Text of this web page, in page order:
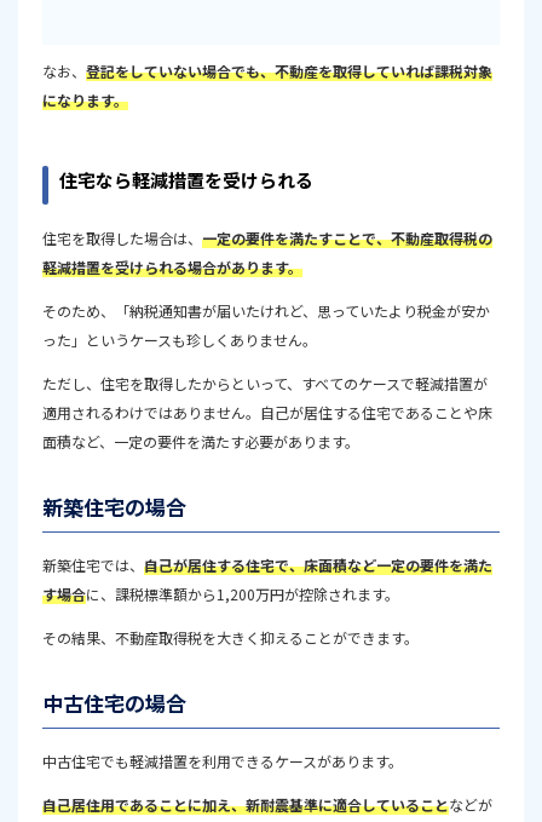
なお、 登記をしていない場合でも、不動産を取得していれば課税対象
になります。
住宅なら軽減措置を受けられる
住宅を取得した場合は、 一定の要件を満たすことで、不動産取得税の
軽減措置を受けられる場合があります。
そのため、「納税通知書が届いたけれど、思っていたより税金が安か
った」というケースも珍しくありません。
ただし、住宅を取得したからといって、すべてのケースで軽減措置が
適用されるわけではありません。自己が居住する住宅であることや床
面積など、一定の要件を満たす必要があります。
新築住宅の場合
新築住宅では、 自己が居住する住宅で、床面積など一定の要件を満た
す場合に、課税標準額から1,200万円が控除されます。
その結果、不動産取得税を大きく抑えることができます。
中古住宅の場合
中古住宅でも軽減措置を利用できるケースがあります。
自己居住用であることに加え、新耐震基準に適合していることなどが